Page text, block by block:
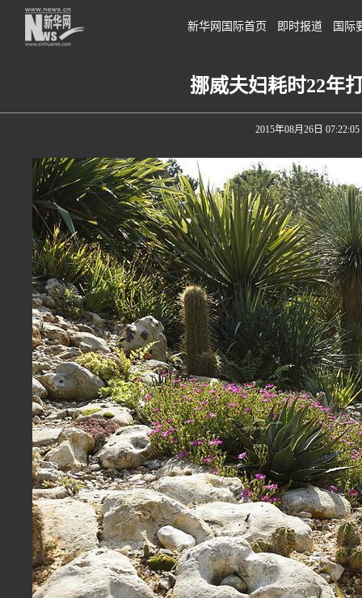
新华网国际首页 即时报道 国际
挪威夫妇耗时22年
2015年08月26日 07:22:05